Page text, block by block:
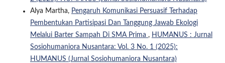
Alya Martha, Pengaruh Komunikasi Persuasif Terhadap
Pembentukan Partisipasi Dan Tanggung Jawab Ekologi
Melalui Barter Sampah Di SMA Prima , HUMANUS : Jurnal
Sosiohumaniora Nusantara: Vol. 3 No. 1 (2025):
HUMANUS (Jurnal Sosiohumaniora Nusantara)